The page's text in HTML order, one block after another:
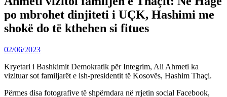
po mbrohet dinjiteti i UÇK, Hashimi me
shokë do të kthehen si fitues
02/06/2023
Kryetari i Bashkimit Demokratik për Integrim, Ali Ahmeti ka
vizituar sot familjarët e ish-presidentit të Kosovës, Hashim Thaçi.
Përmes disa fotografive të shpërndara në rrjetin social Facebook,